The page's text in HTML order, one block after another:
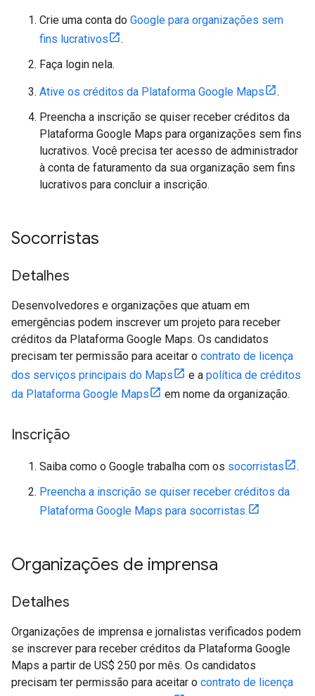
Crie uma conta do Google para organizações sem
fins lucrativos
.
Faça login nela.
Ative os créditos da Plataforma Google Maps
.
Preencha a inscrição se quiser receber créditos da
Plataforma Google Maps para organizações sem fins
lucrativos. Você precisa ter acesso de administrador
à conta de faturamento da sua organização sem fins
lucrativos para concluir a inscrição.
Socorristas
Detalhes
Desenvolvedores e organizações que atuam em
emergências podem inscrever um projeto para receber
créditos da Plataforma Google Maps. Os candidatos
precisam ter permissão para aceitar o contrato de licença
dos serviços principais do Maps
e a política de créditos
da Plataforma Google Maps
em nome da organização.
Inscrição
Saiba como o Google trabalha com os socorristas
.
Preencha a inscrição se quiser receber créditos da
Plataforma Google Maps para socorristas.
Organizações de imprensa
Detalhes
Organizações de imprensa e jornalistas verificados podem
se inscrever para receber créditos da Plataforma Google
Maps a partir de US$ 250 por mês. Os candidatos
precisam ter permissão para aceitar o contrato de licença